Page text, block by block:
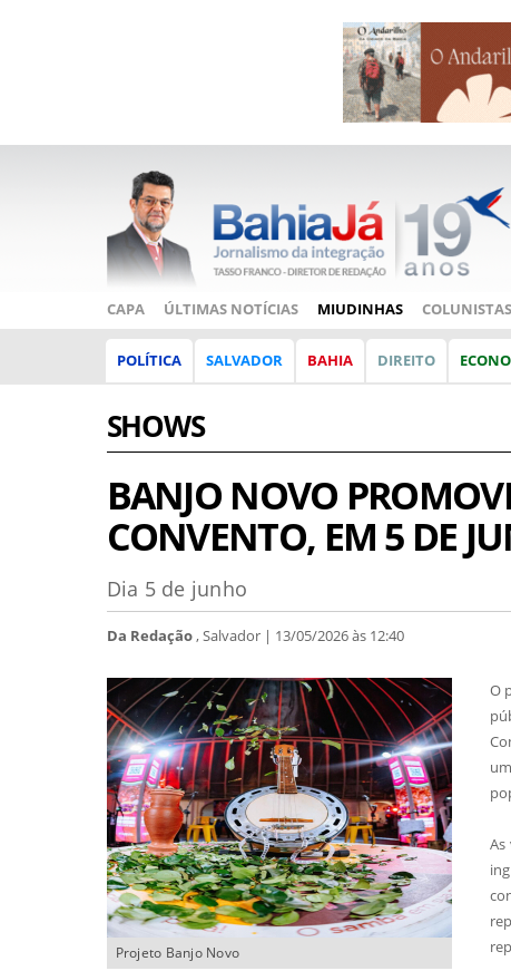
CAPA ÚLTIMAS NOTÍCIAS MIUDINHAS COLUNISTAS
POLÍTICA SALVADOR BAHIA DIREITO
SHOWS
BANJO NOVO
CONVENTO, EM 5 DE
Dia 5 de junho
Da Redação, Salvador | 13/05/2026 às 12:40
Projeto Banjo Novo
O